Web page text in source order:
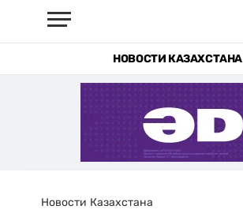
НОВОСТИ КАЗАХСТАНА
Новости Казахстана